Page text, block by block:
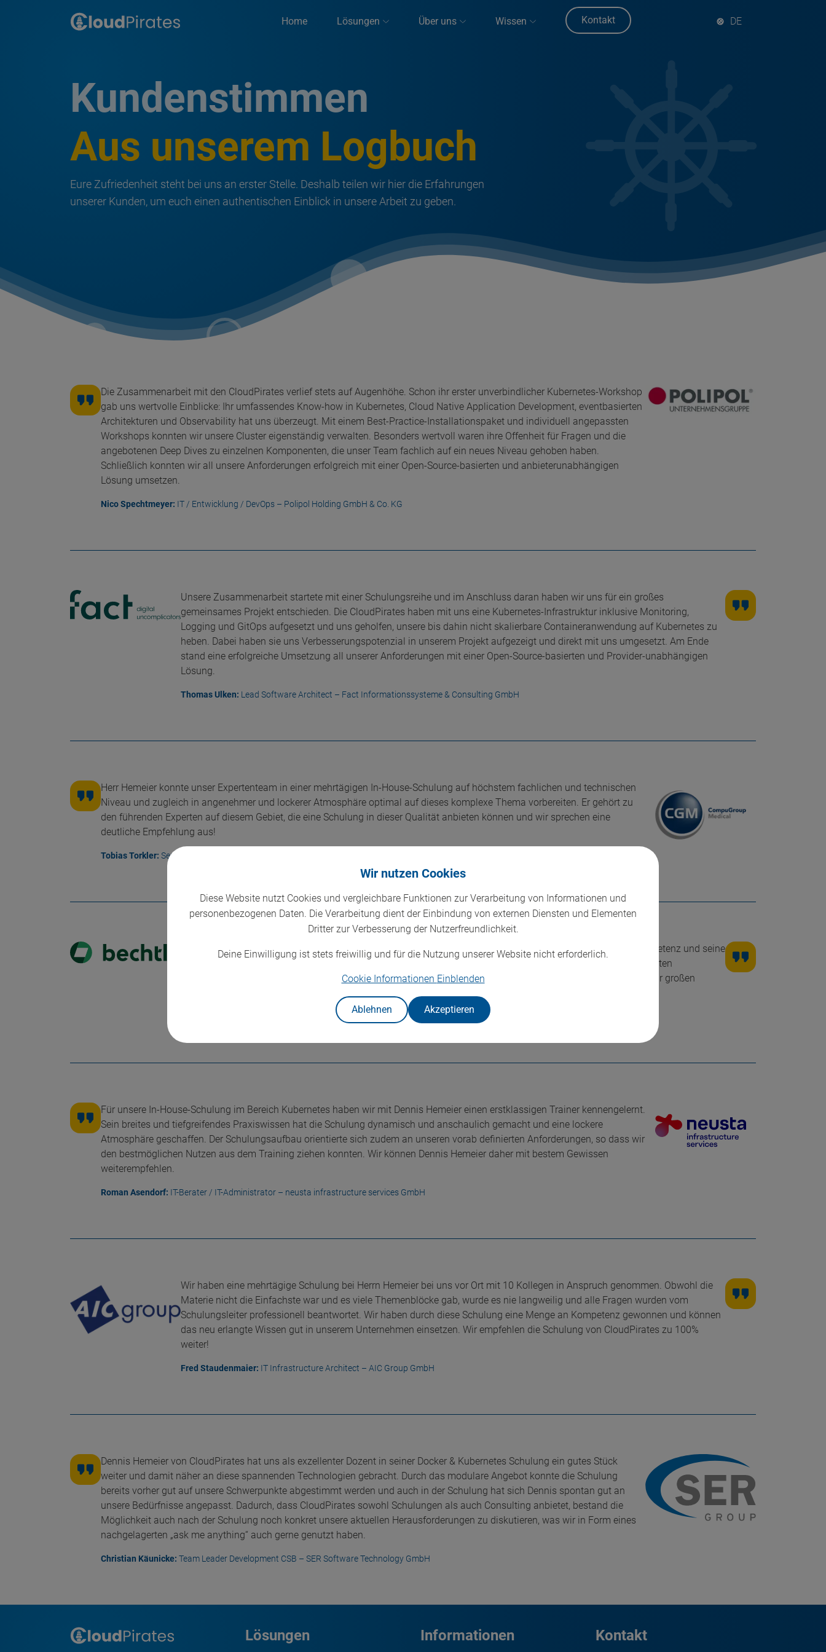
Wir nutzen Cookies
Diese Website nutzt Cookies und vergleichbare Funktionen zur Verarbeitung von Informationen und
personenbezogenen Daten. Die Verarbeitung dient der Einbindung von externen Diensten und Elementen
Dritter zur Verbesserung der Nutzerfreundlichkeit.
Deine Einwilligung ist stets freiwillig und für die Nutzung unserer Website nicht erforderlich.
Cookie Informationen Einblenden
Ablehnen Akzeptieren
Home Lösungen Über uns Wissen Kontakt
Kundenstimmen
Aus unserem Logbuch
Eure Zufriedenheit steht bei uns an erster Stelle. Deshalb teilen wir hier die Erfahrungen
unserer Kunden, um euch einen authentischen Einblick in unsere Arbeit zu geben.
Die Zusammenarbeit mit den CloudPirates verlief stets auf Augenhöhe. Schon ihr erster unverbindlicher Kubernetes-Workshop
gab uns wertvolle Einblicke: Ihr umfassendes Know-how in Kubernetes, Cloud Native Application Development, eventbasierten
Architekturen und Observability hat uns überzeugt. Mit einem Best-Practice-Installationspaket und individuell angepassten
Workshops konnten wir unsere Cluster eigenständig verwalten. Besonders wertvoll waren ihre Offenheit für Fragen und die
angebotenen Deep Dives zu einzelnen Komponenten, die unser Team fachlich auf ein neues Niveau gehoben haben.
Schließlich konnten wir all unsere Anforderungen erfolgreich mit einer Open-Source-basierten und anbieterunabhängigen
Lösung umsetzen.
Nico Spechtmeyer: IT / Entwicklung / DevOps – Polipol Holding GmbH & Co. KG
Unsere Zusammenarbeit startete mit einer Schulungsreihe und im Anschluss daran haben wir uns für ein großes
gemeinsames Projekt entschieden. Die CloudPirates haben mit uns eine Kubernetes-Infrastruktur inklusive Monitoring,
Logging und GitOps aufgesetzt und uns geholfen, unsere bis dahin nicht skalierbare Containeranwendung auf Kubernetes zu
heben. Dabei haben sie uns Verbesserungspotenzial in unserem Projekt aufgezeigt und direkt mit uns umgesetzt. Am Ende
stand eine erfolgreiche Umsetzung all unserer Anforderungen mit einer Open-Source-basierten und Provider-unabhängigen
Lösung.
Thomas Ulken: Lead Software Architect – Fact Informationssysteme & Consulting GmbH
Herr Hemeier konnte unser Expertenteam in einer mehrtägigen In-House-Schulung auf höchstem fachlichen und technischen
Niveau und zugleich in angenehmer und lockerer Atmosphäre optimal auf dieses komplexe Thema vorbereiten. Er gehört zu
den führenden Experten auf diesem Gebiet, die eine Schulung in dieser Qualität anbieten können und wir sprechen eine
deutliche Empfehlung aus!
Tobias Torkler: Senior Software Architect – CompuGroup Medical Software GmbH
Herr Hemeier ist ein sehr geschätzter Dozent, den wir sehr gerne einsetzen. Er überzeugt durch seine Fachkompetenz und seine
praxisnahe und anschauliche Vortragsweise. Es besteht jederzeit die Möglichkeit Fragen zu stellen die zur vollsten
Zufriedenheit beantwortet werden. Durch die individuelle Gestaltung der Inhalte haben die Teilnehmer einen sehr großen
Vertrieb Schulungszentrum – Bechtle GmbH
Für unsere In-House-Schulung im Bereich Kubernetes haben wir mit Dennis Hemeier einen erstklassigen Trainer kennengelernt.
Sein breites und tiefgreifendes Praxiswissen hat die Schulung dynamisch und anschaulich gemacht und eine lockere
Atmosphäre geschaffen. Der Schulungsaufbau orientierte sich zudem an unseren vorab definierten Anforderungen, so dass wir
den bestmöglichen Nutzen aus dem Training ziehen konnten. Wir können Dennis Hemeier daher mit bestem Gewissen
weiterempfehlen.
Roman Asendorf: IT-Berater / IT-Administrator – neusta infrastructure services GmbH
Wir haben eine mehrtägige Schulung bei Herrn Hemeier bei uns vor Ort mit 10 Kollegen in Anspruch genommen. Obwohl die
Materie nicht die Einfachste war und es viele Themenblöcke gab, wurde es nie langweilig und alle Fragen wurden vom
Schulungsleiter professionell beantwortet. Wir haben durch diese Schulung eine Menge an Kompetenz gewonnen und können
das neu erlangte Wissen gut in unserem Unternehmen einsetzen. Wir empfehlen die Schulung von CloudPirates zu 100%
weiter!
Fred Staudenmaier: IT Infrastructure Architect – AIC Group GmbH
Dennis Hemeier von CloudPirates hat uns als exzellenter Dozent in seiner Docker & Kubernetes Schulung ein gutes Stück
weiter und damit näher an diese spannenden Technologien gebracht. Durch das modulare Angebot konnte die Schulung
bereits vorher gut auf unsere Schwerpunkte abgestimmt werden und auch in der Schulung hat sich Dennis spontan gut an
unsere Bedürfnisse angepasst. Dadurch, dass CloudPirates sowohl Schulungen als auch Consulting anbietet, bestand die
Möglichkeit auch nach der Schulung noch konkret unsere aktuellen Herausforderungen zu diskutieren, was wir in Form eines
nachgelagerten „ask me anything“ auch gerne genutzt haben.
Christian Käunicke: Team Leader Development CSB – SER Software Technology GmbH
Lösungen Informationen Kontakt